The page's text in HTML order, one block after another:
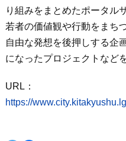
り組みをまとめたポータル
若者の価値観や行動をまち
自由な発想を後押しする企
になったプロジェクトなど
URL：
https://